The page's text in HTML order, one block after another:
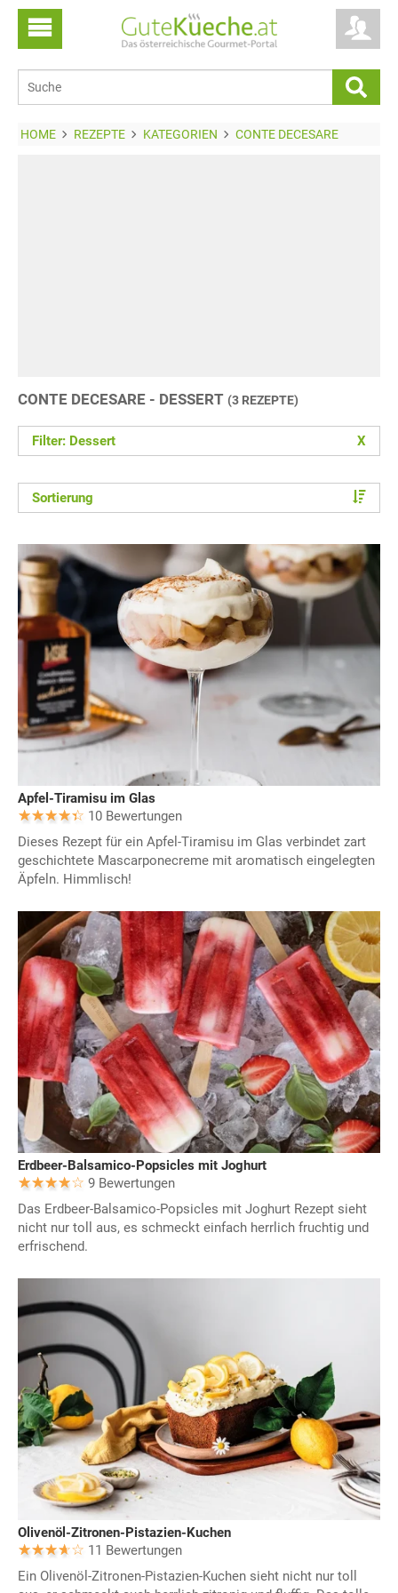
HOME REZEPTE KATEGORIEN CONTE DECESARE
CONTE DECESARE - DESSERT (3 REZEPTE)
Filter: Dessert X
Sortierung
Apfel-Tiramisu im Glas
10 Bewertungen
Dieses Rezept für ein Apfel-Tiramisu im Glas verbindet zart
geschichtete Mascarponecreme mit aromatisch eingelegten
Äpfeln. Himmlisch!
Erdbeer-Balsamico-Popsicles mit Joghurt
9 Bewertungen
Das Erdbeer-Balsamico-Popsicles mit Joghurt Rezept sieht
nicht nur toll aus, es schmeckt einfach herrlich fruchtig und
erfrischend.
Olivenöl-Zitronen-Pistazien-Kuchen
11 Bewertungen
Ein Olivenöl-Zitronen-Pistazien-Kuchen sieht nicht nur toll